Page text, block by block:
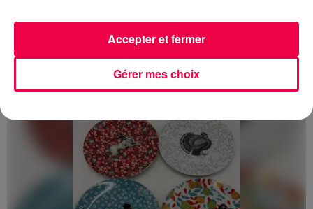
le syndicat dans sa conclusion.
DERNIÈRES INFOS
Gérer mes choix
Accepter et fermer